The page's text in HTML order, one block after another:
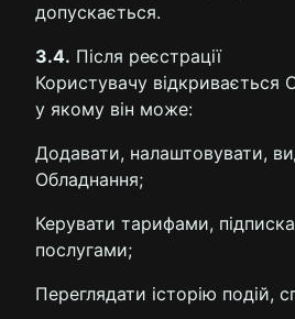
допускається.
3.4. Після реєстрації
Користувачу відкривається
у якому він може:
Додавати, налаштовувати,
Обладнання;
Керувати тарифами,
послугами;
Переглядати історію подій,